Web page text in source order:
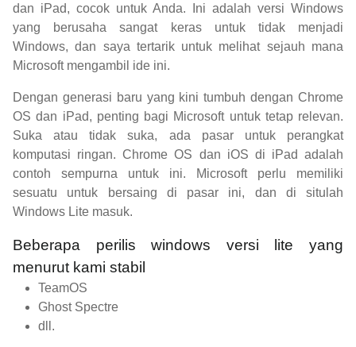
dan iPad, cocok untuk Anda. Ini adalah versi Windows
yang berusaha sangat keras untuk tidak menjadi
Windows, dan saya tertarik untuk melihat sejauh mana
Microsoft mengambil ide ini.
Dengan generasi baru yang kini tumbuh dengan Chrome
OS dan iPad, penting bagi Microsoft untuk tetap relevan.
Suka atau tidak suka, ada pasar untuk perangkat
komputasi ringan. Chrome OS dan iOS di iPad adalah
contoh sempurna untuk ini. Microsoft perlu memiliki
sesuatu untuk bersaing di pasar ini, dan di situlah
Windows Lite masuk.
Beberapa perilis windows versi lite yang
menurut kami stabil
TeamOS
Ghost Spectre
dll.